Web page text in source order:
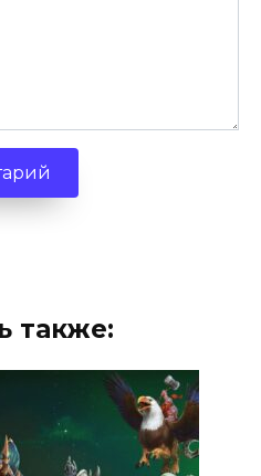
также: